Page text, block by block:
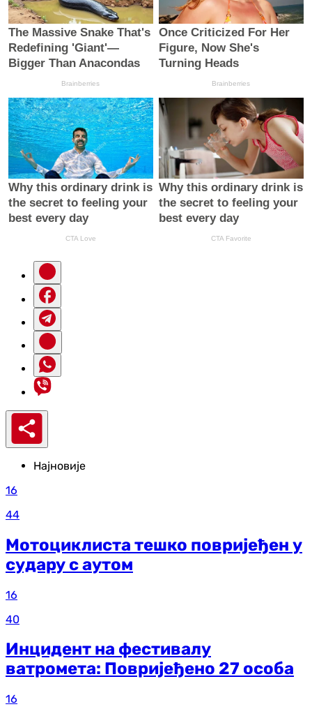
Најновије
16
44
Мотоциклиста тешко повријеђен у
судару с аутом
16
40
Инцидент на фестивалу
ватромета: Повријеђено 27 особа
16